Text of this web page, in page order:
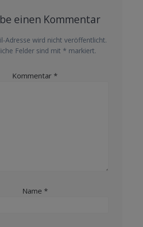
einen Kommentar
Adresse wird nicht veröffentlicht.
Felder sind mit * markiert.
Kommentar *
Name *